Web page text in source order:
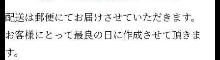
配送は郵便にてお届けさせていただきます。
お客様にとって最良の日に作成させて頂きま
す。